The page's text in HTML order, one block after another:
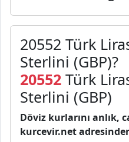
20552 Türk
Sterlini (GBP)?
20552 Türk
Sterlini (GBP)
Döviz kurlarını anlık,
kurcevir.net